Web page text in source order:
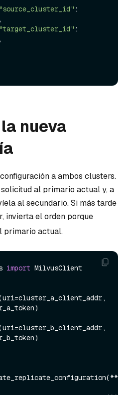
"source_cluster_id" :
"target_cluster_id" :
nueva
a ambos clusters.
al primario actual y, a
al secundario. Si más tarde
invierta el orden porque
primario actual.
import MilvusClient